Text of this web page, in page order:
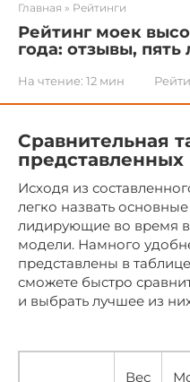
Главная » Рейтинги
Рейтинг моек
года: отзывы,
На чтение: 12 мин
Сравнительная
Исходя из
легко назвать
лидирующие во время
модели. Намного
представлены в
сможете быстро
и выбрать лучшее из
Вес